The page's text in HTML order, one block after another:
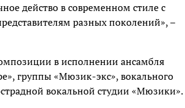
действо в современном стиле с
разных поколений», –
в исполнении ансамбля
группы «Мюзик-экс», вокального
вокальной студии «Мюзики».